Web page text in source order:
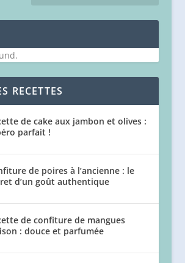
RECETTES
de cake aux jambon et olives :
parfait !
de poires à l’ancienne : le
d’un goût authentique
de confiture de mangues
: douce et parfumée